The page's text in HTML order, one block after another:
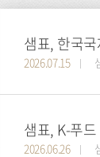
샘표, 한국
2026.07.15
샘표, K-푸
2026.06.26